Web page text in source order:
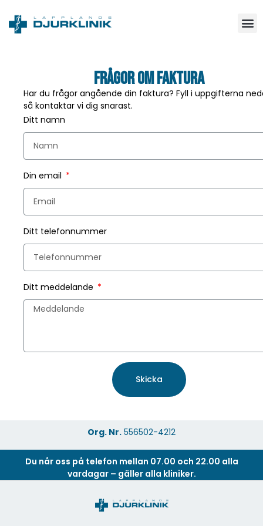
Frågor om faktura
Har du frågor angående din faktura? Fyll i uppgifterna
så kontaktar vi dig snarast.
Ditt namn
Din email
Ditt telefonnummer
Ditt meddelande
Skicka
Org. Nr. 556502-4212
Du når oss på telefon mellan 07.00 och 22.00 alla
vardagar – gäller alla kliniker.